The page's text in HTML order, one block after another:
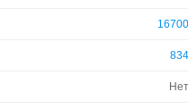
16700
834
Нет